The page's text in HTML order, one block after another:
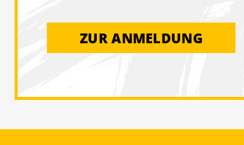
ZUR ANMELDUNG